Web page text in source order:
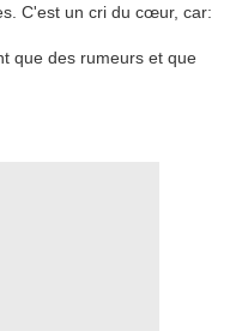
C'est un cri du cœur, car:
que des rumeurs et que